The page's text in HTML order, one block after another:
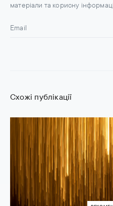
матеріали та корисну
Схожі публікації